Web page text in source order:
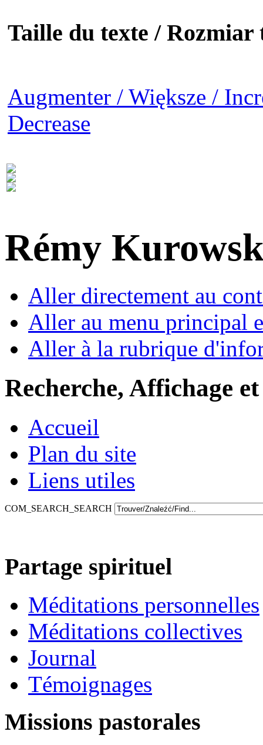
Taille du texte / Rozmiar
Augmenter / Większe /
Decrease
Rémy
Aller directement au
Aller au menu principal
Aller à la rubrique
Recherche, Affichage
Accueil
Plan du site
Liens utiles
COM_SEARCH_SEARCH
Partage spirituel
Méditations personnelles
Méditations collectives
Journal
Témoignages
Missions pastorales